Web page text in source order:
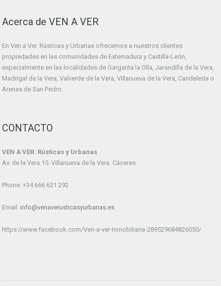
Acerca de VEN A VER
En Ven a Ver. Rústicas y Urbanas ofrecemos a nuestros clientes
propiedades en las comunidades de Extemadura y Castilla-León,
especialmente en las localidades de Garganta la Olla, Jarandilla de la Vera,
Madrigal de la Vera, Valverde de la Vera, Villanueva de la Vera, Candeleda o
Arenas de San Pedro.
CONTACTO
VEN A VER. Rústicas y Urbanas
Av. de la Vera 15. Villanueva de la Vera. Cáceres
Phone: +34 666 621 292
Email: info@venaverusticasyurbanas.es
https://www.facebook.com/Ven-a-ver-Inmobiliaria-289529684826050/